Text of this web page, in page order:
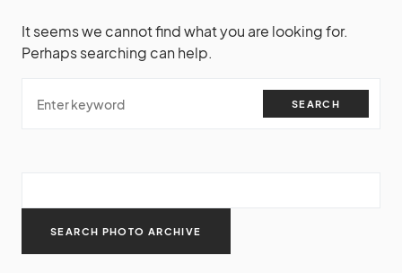
It seems we cannot find what you are looking for.
Perhaps searching can help.
SEARCH